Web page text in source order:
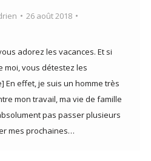
26 août 2018
adorez les vacances. Et si
moi, vous détestez les
En effet, je suis un homme très
mon travail, ma vie de famille
pas passer plusieurs
mes prochaines…